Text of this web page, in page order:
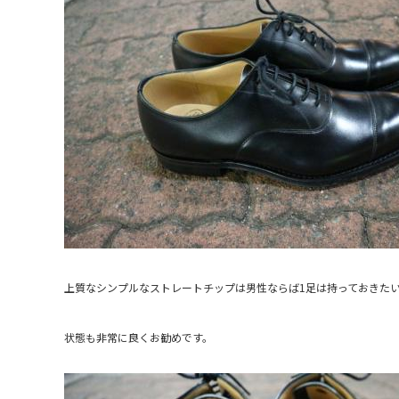
上質なシンプルなストレートチップは男性ならば1足は持っておきた
状態も非常に良くお勧めです。